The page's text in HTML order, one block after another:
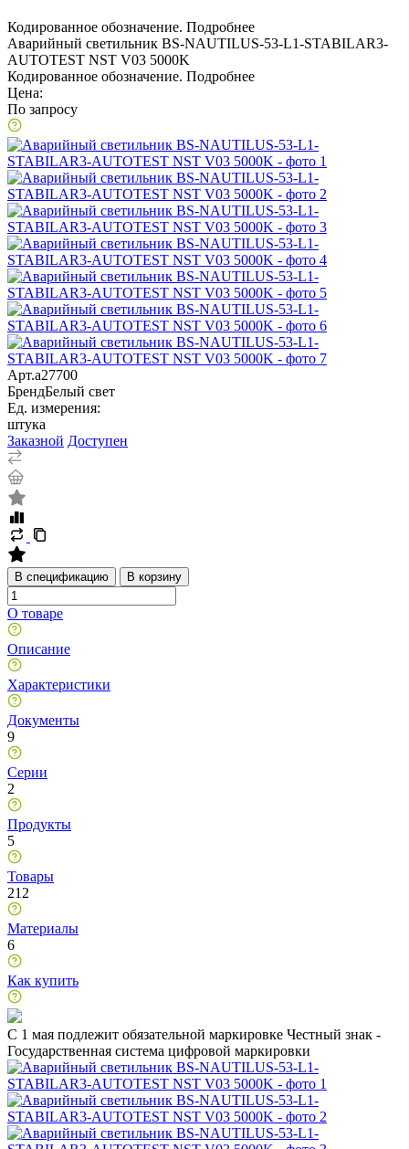
Кодированное обозначение. Подробнее
Аварийный светильник BS-NAUTILUS-53-L1-STABILAR3-
AUTOTEST NST V03 5000K
Кодированное обозначение. Подробнее
Цена:
По запросу
Арт.a27700
БрендБелый свет
Ед. измерения:
штука
Заказной Доступен
В спецификацию В корзину
О товаре
Описание
Характеристики
Документы
9
Серии
2
Продукты
5
Товары
212
Материалы
6
Как купить
C 1 мая подлежит обязательной маркировке Честный знак -
Государственная система цифровой маркировки